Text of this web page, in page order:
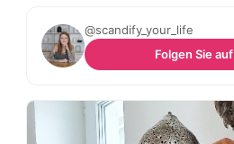
@scandify_your_life
Folgen Sie